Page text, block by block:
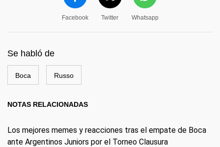
Facebook Twitter Whatsapp
Se habló de
Boca Russo
NOTAS RELACIONADAS
Los mejores memes y reacciones tras el empate de Boca
ante Argentinos Juniors por el Torneo Clausura